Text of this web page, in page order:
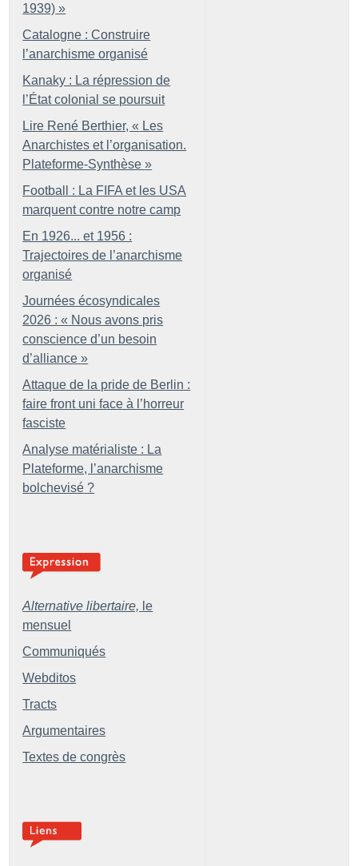
1939) »
Catalogne : Construire
l’anarchisme organisé
Kanaky : La répression de
l’État colonial se poursuit
Lire René Berthier, « Les
Anarchistes et l’organisation.
Plateforme-Synthèse »
Football : La FIFA et les USA
marquent contre notre camp
En 1926... et 1956 :
Trajectoires de l’anarchisme
organisé
Journées écosyndicales
2026 : « Nous avons pris
conscience d’un besoin
d’alliance »
Attaque de la pride de Berlin :
faire front uni face à l’horreur
fasciste
Analyse matérialiste : La
Plateforme, l’anarchisme
bolchevisé ?
Alternative libertaire, le
mensuel
Communiqués
Webditos
Tracts
Argumentaires
Textes de congrès